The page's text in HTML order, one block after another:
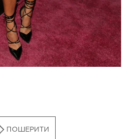
ПОШЕРИТИ